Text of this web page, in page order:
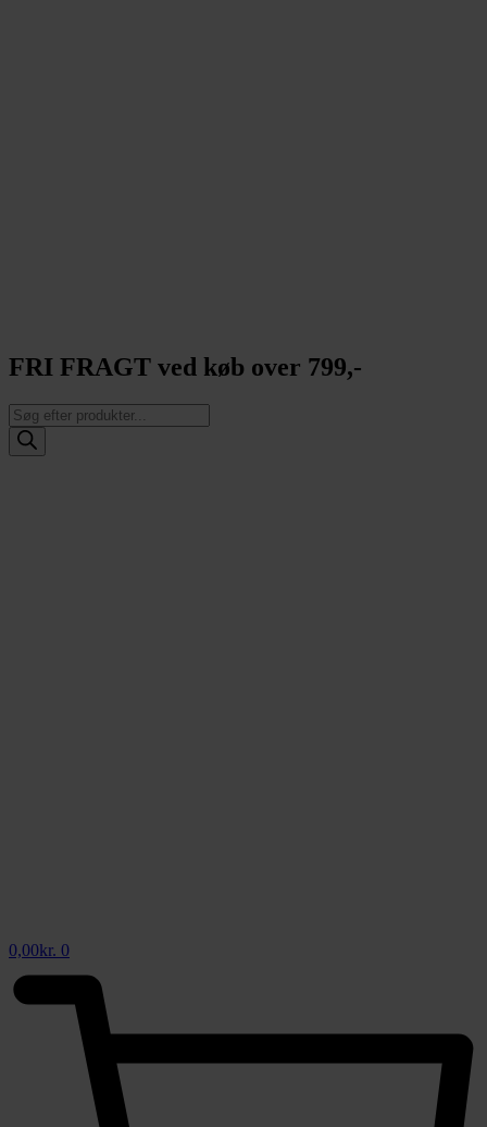
FRI FRAGT ved køb over 799,-
Products
search
0,00kr. 0